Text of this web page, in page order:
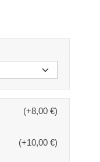
(+8,00 €)
(+10,00 €)